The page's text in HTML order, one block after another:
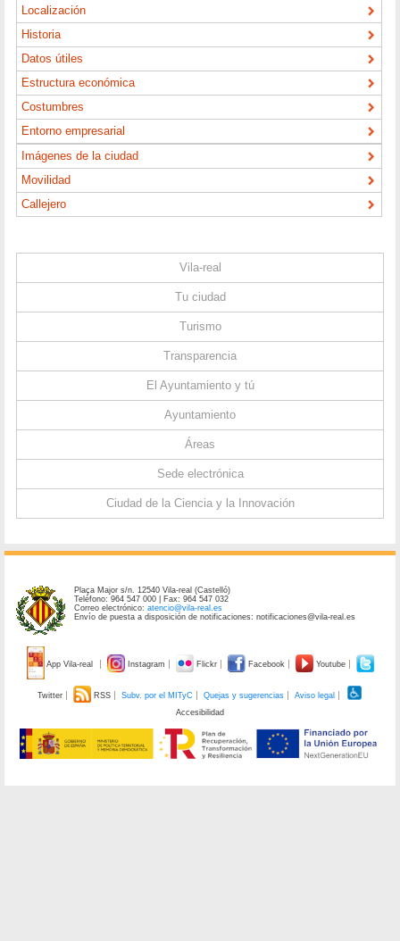
Localización
Historia
Datos útiles
Estructura económica
Costumbres
Entorno empresarial
Imágenes de la ciudad
Movilidad
Callejero
Vila-real
Tu ciudad
Turismo
Transparencia
El Ayuntamiento y tú
Ayuntamiento
Áreas
Sede electrónica
Ciudad de la Ciencia y la Innovación
Plaça Major s/n. 12540 Vila-real (Castelló)
Teléfono: 964 547 000 | Fax: 964 547 032
Correo electrónico:atencio@vila-real.es
Envío de puesta a disposición de notificaciones: notificaciones@vila-real.es
App Vila-real Instagram Flickr Facebook Youtube
Twitter RSS Subv. por el MITyC Quejas y sugerencias
Aviso legal
Accesibilidad